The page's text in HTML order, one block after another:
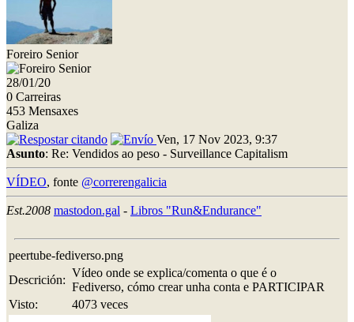
Foreiro Senior
28/01/20
0 Carreiras
453 Mensaxes
Galiza
Ven, 17 Nov 2023, 9:37
Asunto: Re: Vendidos ao peso - Surveillance Capitalism
VÍDEO, fonte @correrengalicia
Est.2008 mastodon.gal - Libros "Run&Endurance"
peertube-fediverso.png
Descrición:
Vídeo onde se explica/comenta o que é o
Fediverso, cómo crear unha conta e PARTICIPAR
Visto:
4073 veces